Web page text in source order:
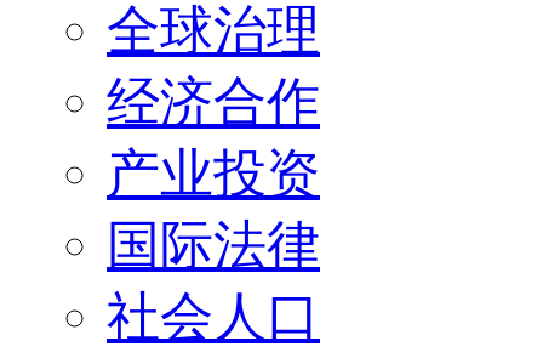
全球治理
经济合作
产业投资
国际法律
社会人口